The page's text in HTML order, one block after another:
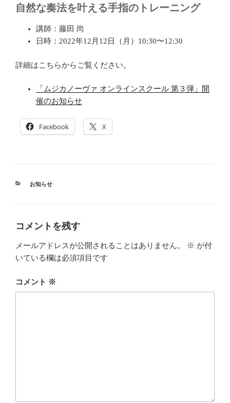
自然な奏法を叶える手指のトレーニング
講師：藤田 尚
日時：2022年12月12日（月）10:30〜12:30
詳細はこちらからご覧ください。
「ムジカノーヴァ オンラインスクール 第３弾」開
催のお知らせ
Facebook X
カ
お知らせ
コメントを残す
メールアドレスが公開されることはありません。 ※ が付
いている欄は必須項目です
コメント ※